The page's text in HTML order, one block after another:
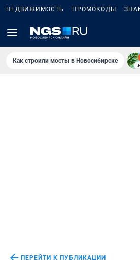
НЕДВИЖИМОСТЬ ПРОМОКОДЫ
Как строили мосты в Новосибирске
ПЕРЕЙТИ К ПУБЛИКАЦИИ